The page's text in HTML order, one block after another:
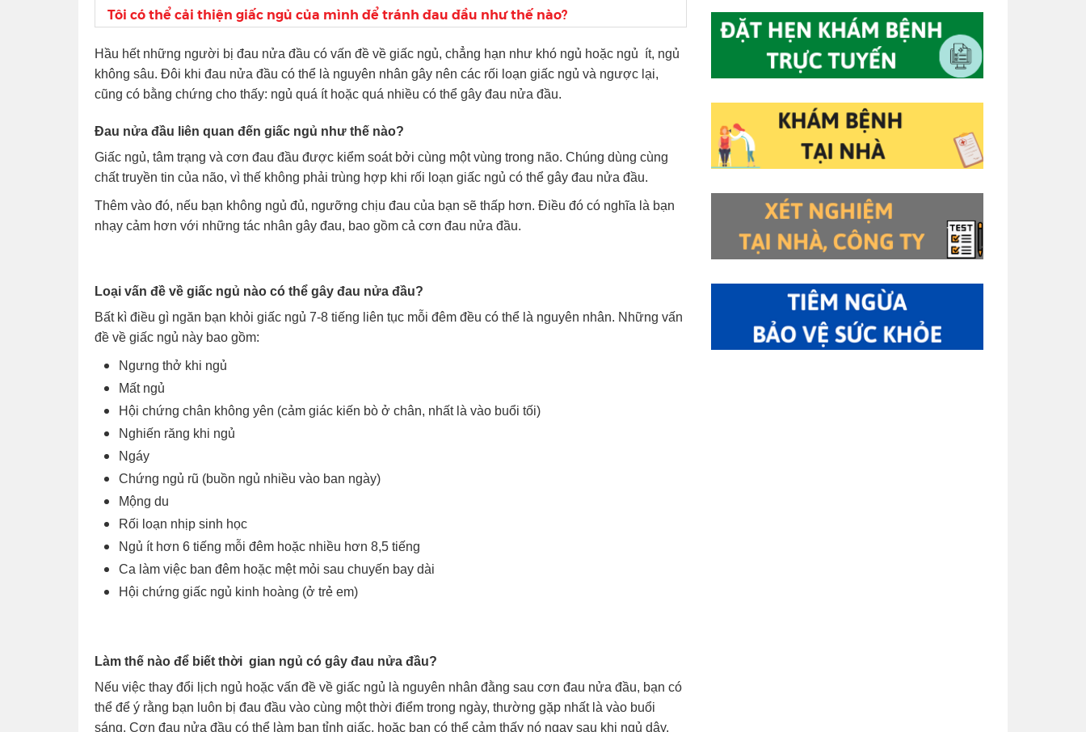
Tôi có thể cải thiện giấc ngủ của mình để tránh đau đầu như thế nào?
Hầu hết những người bị đau nửa đầu có vấn đề về giấc ngủ, chẳng hạn như khó ngủ hoặc ngủ ít, ngủ
không sâu. Đôi khi đau nửa đầu có thể là nguyên nhân gây nên các rối loạn giấc ngủ và ngược lại,
cũng có bằng chứng cho thấy: ngủ quá ít hoặc quá nhiều có thể gây đau nửa đầu.
Đau nửa đầu liên quan đến giấc ngủ như thế nào?
Giấc ngủ, tâm trạng và cơn đau đầu được kiểm soát bởi cùng một vùng trong não. Chúng dùng cùng
chất truyền tin của não, vì thế không phải trùng hợp khi rối loạn giấc ngủ có thể gây đau nửa đầu.
Thêm vào đó, nếu bạn không ngủ đủ, ngưỡng chịu đau của bạn sẽ thấp hơn. Điều đó có nghĩa là bạn
nhạy cảm hơn với những tác nhân gây đau, bao gồm cả cơn đau nửa đầu.
Loại vấn đề về giấc ngủ nào có thể gây đau nửa đầu?
Bất kì điều gì ngăn bạn khỏi giấc ngủ 7-8 tiếng liên tục mỗi đêm đều có thể là nguyên nhân. Những vấn
đề về giấc ngủ này bao gồm:
Ngưng thở khi ngủ
Mất ngủ
Hội chứng chân không yên (cảm giác kiến bò ở chân, nhất là vào buổi tối)
Nghiến răng khi ngủ
Ngáy
Chứng ngủ rũ (buồn ngủ nhiều vào ban ngày)
Mộng du
Rối loạn nhịp sinh học
Ngủ ít hơn 6 tiếng mỗi đêm hoặc nhiều hơn 8,5 tiếng
Ca làm việc ban đêm hoặc mệt mỏi sau chuyến bay dài
Hội chứng giấc ngủ kinh hoàng (ở trẻ em)
Làm thế nào để biết thời gian ngủ có gây đau nửa đầu?
Nếu việc thay đổi lịch ngủ hoặc vấn đề về giấc ngủ là nguyên nhân đằng sau cơn đau nửa đầu, bạn có
thể để ý rằng bạn luôn bị đau đầu vào cùng một thời điểm trong ngày, thường gặp nhất là vào buổi
sáng. Cơn đau nửa đầu có thể làm bạn tỉnh giấc, hoặc bạn có thể cảm thấy nó ngay sau khi ngủ dậy.